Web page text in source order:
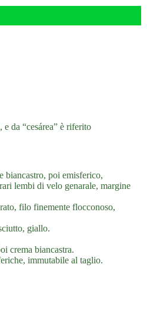
da “cesárea” è riferito
biancastro, poi emisferico,
lembi di velo genarale, margine
filo finemente flocconoso,
giallo.
crema biancastra.
immutabile al taglio.